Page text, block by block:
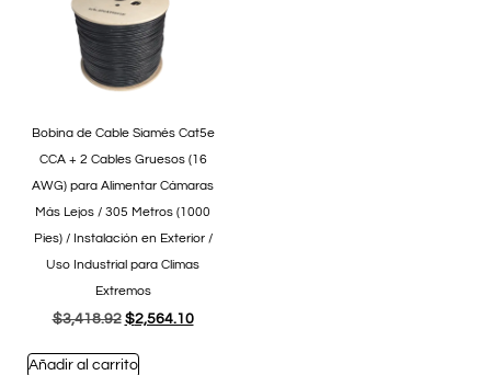
Bobina de Cable Siamés Cat5e
CCA + 2 Cables Gruesos (16
AWG) para Alimentar Cámaras
Más Lejos / 305 Metros (1000
Pies) / Instalación en Exterior /
Uso Industrial para Climas
Extremos
$3,418.92 $2,564.10
Añadir al carrito